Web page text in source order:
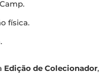
física.
Edição de Colecionador,